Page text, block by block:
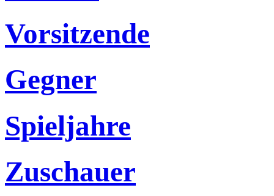
Vorsitzende
Gegner
Spieljahre
Zuschauer